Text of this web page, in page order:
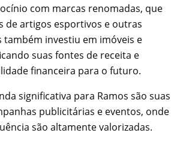
com marcas renomadas, que
de artigos esportivos e outras
também investiu em imóveis e
suas fontes de receita e
financeira para o futuro.
significativa para Ramos são suas
publicitárias e eventos, onde
são altamente valorizadas.